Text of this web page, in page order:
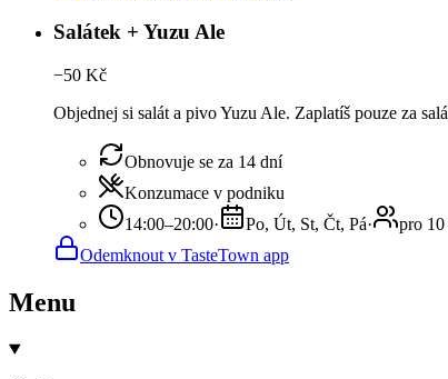
Salátek + Yuzu Ale
−50 Kč
Objednej si salát a pivo Yuzu Ale. Zaplatíš pouze za
Obnovuje se za 14 dní
Konzumace v podniku
14:00–20:00· Po, Út, St, Čt, Pá·
pro 10
Odemknout v TasteTown app
Menu